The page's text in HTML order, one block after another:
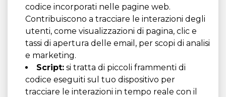
codice incorporati nelle pagine web.
Contribuiscono a tracciare le interazioni degli
utenti, come visualizzazioni di pagina, clic e
tassi di apertura delle email, per scopi di analisi
e marketing.
Script: si tratta di piccoli frammenti di
codice eseguiti sul tuo dispositivo per
tracciare le interazioni in tempo reale con il